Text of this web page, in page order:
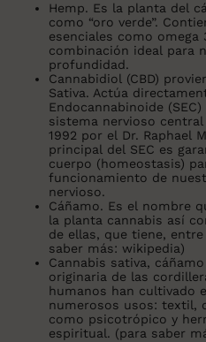
Hemp. Es la planta del
como “oro verde”.
esenciales como omega
combinación ideal para
profundidad.
Cannabidiol (CBD)
Sativa. Actúa
Endocannabinoide
sistema nervioso
1992 por el Dr. Raphael
principal del SEC es
cuerpo (homeostasis)
funcionamiento de
nervioso.
Cáñamo. Es el nombre
la planta cannabis así
de ellas, que tiene,
saber más: wikipedia)
Cannabis sativa,
originaria de las
humanos han cultivado
numerosos usos: textil,
como psicotrópico y
espiritual. (para saber